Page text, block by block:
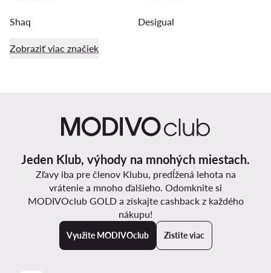
Shaq Desigual
Zobraziť viac značiek
Jeden Klub, výhody na mnohých miestach.
Zľavy iba pre členov Klubu, predĺžená lehota na
vrátenie a mnoho ďalšieho. Odomknite si
MODIVOclub GOLD a získajte cashback z každého
nákupu!
Využite MODIVOclub Zistite viac